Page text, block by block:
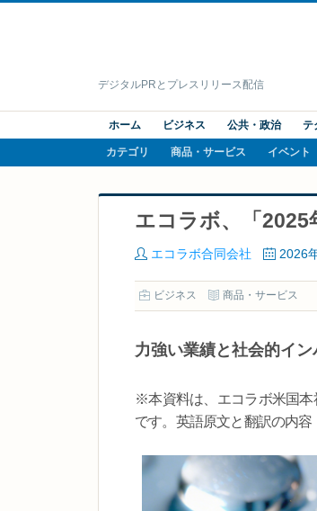
デジタルPRとプレスリリース配信
ホーム ビジネス 公共・政治 テ
カテゴリ 商品・サービス イベント
エコラボ、「2025
エコラボ合同会社 2026
ビジネス 商品・サービス
力強い業績と社会的イ
※本資料は、エコラボ米国本
です。英語原文と翻訳の内容